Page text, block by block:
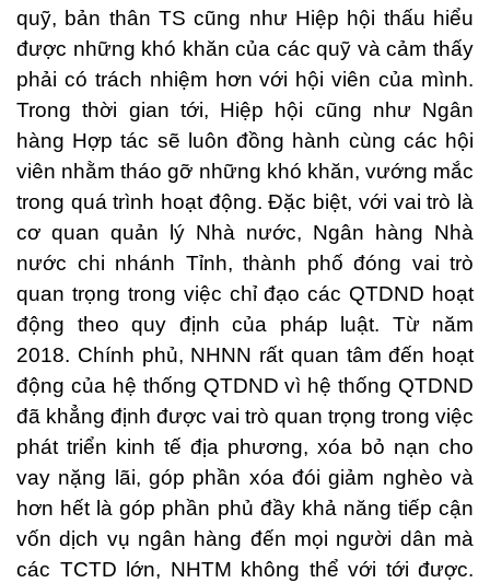
quỹ, bản thân TS cũng như Hiệp hội thấu hiểu
được những khó khăn của các quỹ và cảm thấy
phải có trách nhiệm hơn với hội viên của mình.
Trong thời gian tới, Hiệp hội cũng như Ngân
hàng Hợp tác sẽ luôn đồng hành cùng các hội
viên nhằm tháo gỡ những khó khăn, vướng mắc
trong quá trình hoạt động. Đặc biệt, với vai trò là
cơ quan quản lý Nhà nước, Ngân hàng Nhà
nước chi nhánh Tỉnh, thành phố đóng vai trò
quan trọng trong việc chỉ đạo các QTDND hoạt
động theo quy định của pháp luật. Từ năm
2018. Chính phủ, NHNN rất quan tâm đến hoạt
động của hệ thống QTDND vì hệ thống QTDND
đã khẳng định được vai trò quan trọng trong việc
phát triển kinh tế địa phương, xóa bỏ nạn cho
vay nặng lãi, góp phần xóa đói giảm nghèo và
hơn hết là góp phần phủ đầy khả năng tiếp cận
vốn dịch vụ ngân hàng đến mọi người dân mà
các TCTD lớn, NHTM không thể với tới được.